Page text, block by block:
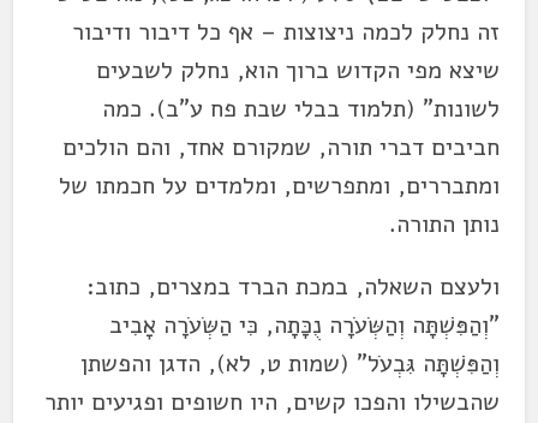
זה נחלק לכמה ניצוצות – אף כל דיבור ודיבור
שיצא מפי הקדוש ברוך הוא, נחלק לשבעים
לשונות" (תלמוד בבלי שבת פח ע"ב). כמה
חביבים דברי תורה, שמקורם אחד, והם הולכים
ומתבררים, ומתפרשים, ומלמדים על חכמתו של
נותן התורה.
ולעצם השאלה, במכת הברד במצרים, כתוב:
"וְהַפִּשְׁתָּה וְהַשְּׂעֹרָה נֻכָּתָה, כִּי הַשְּׂעֹרָה אָבִיב
וְהַפִּשְׁתָּה גִּבְעֹל" (שמות ט, לא), הדגן והפשתן
שהבשילו והפכו קשים, היו חשופים ופגיעים יותר